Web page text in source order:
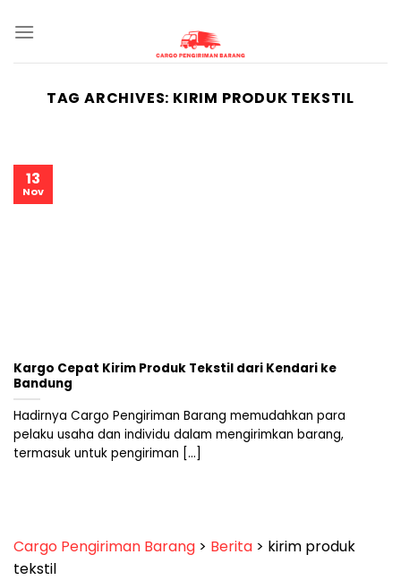
TAG ARCHIVES: KIRIM PRODUK TEKSTIL
Kargo Cepat Kirim Produk Tekstil dari Kendari ke
Bandung
Hadirnya Cargo Pengiriman Barang memudahkan para
pelaku usaha dan individu dalam mengirimkan barang,
termasuk untuk pengiriman [...]
13
Nov
Cargo Pengiriman Barang > Berita > kirim produk
tekstil